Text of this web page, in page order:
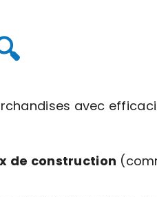
avec
de construction